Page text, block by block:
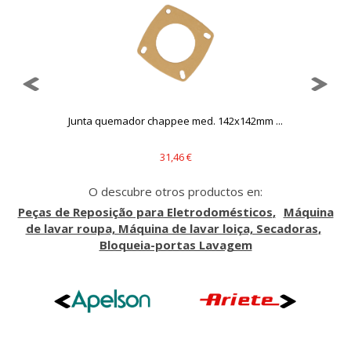
Junta quemador chappee med. 142x142mm ...
31,46 €
O descubre otros productos en:
Peças de Reposição para Eletrodomésticos
Máquina
de lavar roupa, Máquina de lavar loiça, Secadoras
Bloqueia-portas Lavagem